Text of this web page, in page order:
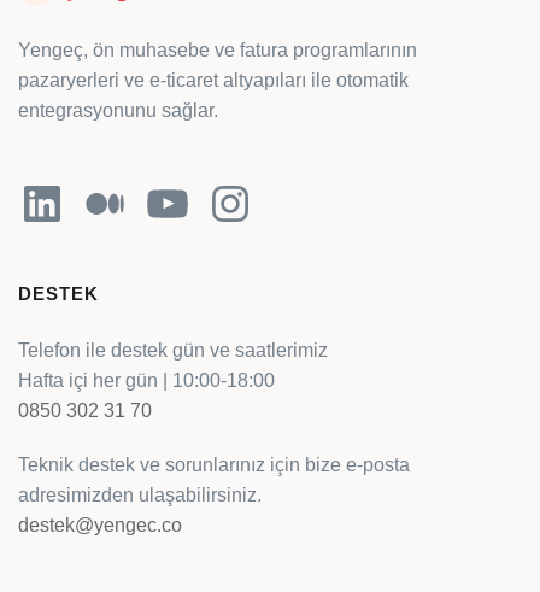
Yengeç, ön muhasebe ve fatura programlarının
pazaryerleri ve e-ticaret altyapıları ile otomatik
entegrasyonunu sağlar.
LinkedInOrta YouTubeInstagram
DESTEK
Telefon ile destek gün ve saatlerimiz
Hafta içi her gün | 10:00-18:00
0850 302 31 70
Teknik destek ve sorunlarınız için bize e-posta
adresimizden ulaşabilirsiniz.
destek@yengec.co